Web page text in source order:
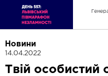
Новини
14.04.2022
Твій особистий